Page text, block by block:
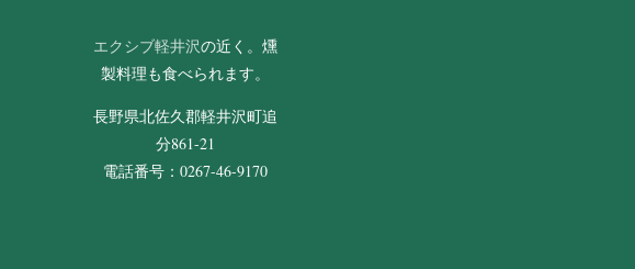
エクシブ軽井沢の近く。燻
製料理も食べられます。
長野県北佐久郡軽井沢町追
分861-21
電話番号：0267-46-9170